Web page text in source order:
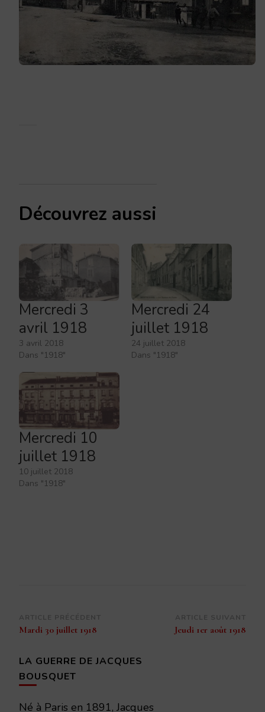
Découvrez aussi
Mercredi 3
avril 1918
3 avril 2018
Dans "1918"
Mercredi 24
juillet 1918
24 juillet 2018
Dans "1918"
Mercredi 10
juillet 1918
10 juillet 2018
Dans "1918"
Navigation
d’article
Mardi 30 juillet 1918 Jeudi 1er août 1918
LA GUERRE DE JACQUES
BOUSQUET
Né à Paris en 1891, Jacques